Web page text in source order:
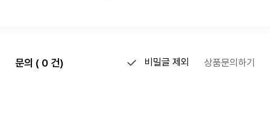
문의 ( 0 건) 비밀글 제외 상품문의하기